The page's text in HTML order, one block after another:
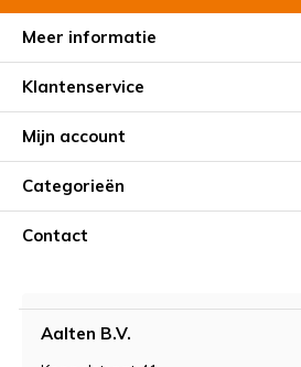
Meer informatie
Klantenservice
Mijn account
Categorieën
Contact
Aalten B.V.